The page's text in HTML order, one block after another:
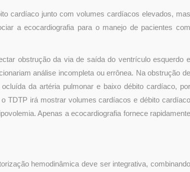
cardíaco junto com volumes cardíacos elevados, mas
a ecocardiografia para o manejo de pacientes com
obstrução da via de saída do ventrículo esquerdo e
análise incompleta ou errônea. Na obstrução de
da artéria pulmonar e baixo débito cardíaco, por
TDTP irá mostrar volumes cardíacos e débito cardíaco
Apenas a ecocardiografia fornece rapidamente
hemodinâmica deve ser integrativa, combinando